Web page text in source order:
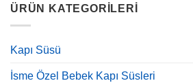
ÜRÜN KATEGORILERI
Kapı Süsü
İsme Özel Bebek Kapı Süsleri